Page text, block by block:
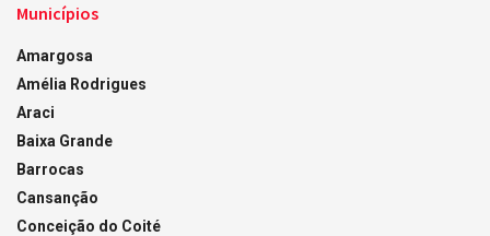
Municípios
Amargosa
Amélia Rodrigues
Araci
Baixa Grande
Barrocas
Cansanção
Conceição do Coité